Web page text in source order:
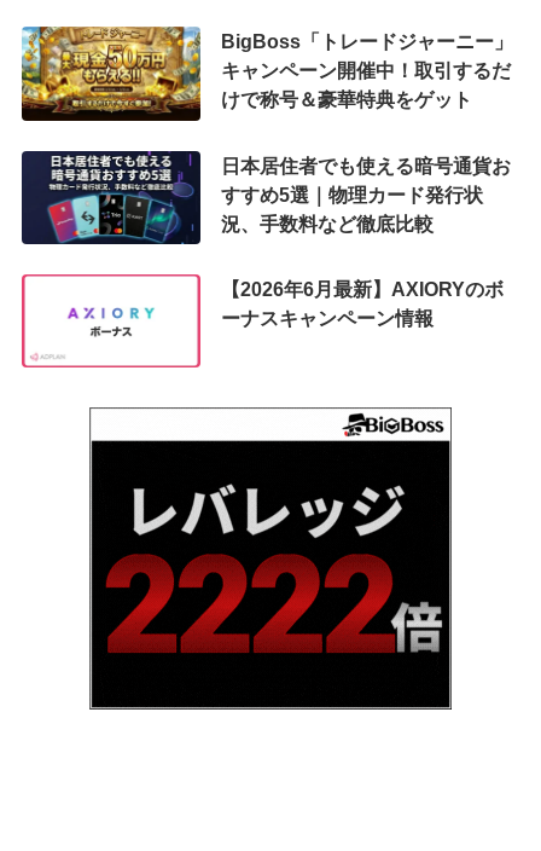
BigBoss「トレードジャーニー」
キャンペーン開催中！取引するだ
けで称号＆豪華特典をゲット
日本居住者でも使える暗号通貨お
すすめ5選｜物理カード発行状
況、手数料など徹底比較
【2026年6月最新】AXIORYのボ
ーナスキャンペーン情報